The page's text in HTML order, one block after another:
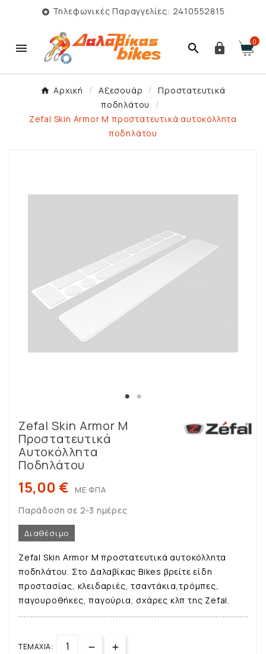
 Τηλεφωνικές Παραγγελίες: 2410552815
   0
Αρχική Αξεσουάρ
Προστατευτικά
ποδηλάτου
Zefal Skin Armor M προστατευτικά αυτοκόλλητα
ποδηλάτου
Zefal Skin Armor M
Προστατευτικά
Αυτοκόλλητα
Ποδηλάτου
15,00 € ΜΕ ΦΠΑ
Παράδοση σε 2-3 ημέρες
Διαθέσιμο
Zefal Skin Armor M προστατευτικά αυτοκόλλητα
ποδηλάτου. Στο Δαλαβίκας Bikes βρείτε είδη
προστασίας, κλειδαριές, τσαντάκια,τρόμπες,
παγουροθήκες, παγούρια, σχάρες κλπ της Zefal.
ΤΕΜΆΧΙΑ: